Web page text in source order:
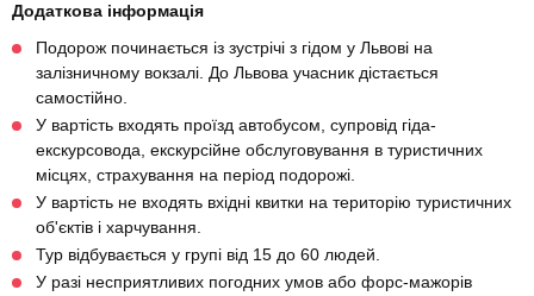
Додаткова інформація
Подорож починається із зустрічі з гідом у Львові на
залізничному вокзалі. До Львова учасник дістається
самостійно.
У вартість входять проїзд автобусом, супровід гіда-
екскурсовода, екскурсійне обслуговування в туристичних
місцях, страхування на період подорожі.
У вартість не входять вхідні квитки на територію туристичних
об'єктів і харчування.
Тур відбувається у групі від 15 до 60 людей.
У разі несприятливих погодних умов або форс-мажорів